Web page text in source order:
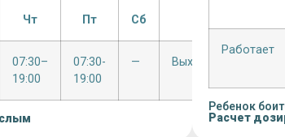
Чт Пт Сб
07:30–
19:00
07:30-
19:00
— Выходной
Работает
Ребенок
Расчет